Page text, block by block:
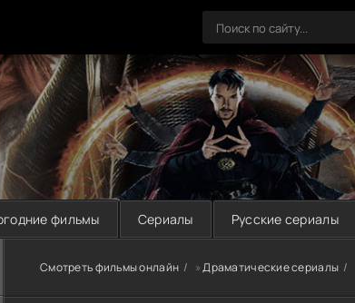
фильмы Сериалы Русские сериалы
Смотреть фильмы онлайн »Драматические сериалы